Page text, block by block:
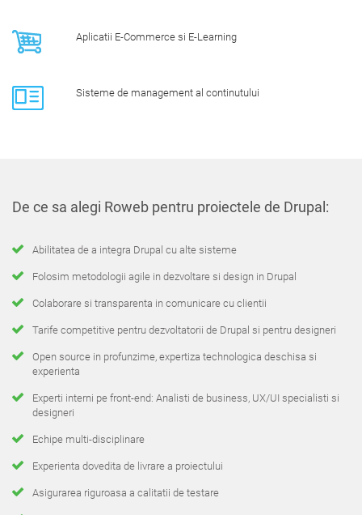
Aplicatii E-Commerce si E-Learning
Sisteme de management al continutului
De ce sa alegi Roweb pentru proiectele de Drupal:
Abilitatea de a integra Drupal cu alte sisteme
Folosim metodologii agile in dezvoltare si design in Drupal
Colaborare si transparenta in comunicare cu clientii
Tarife competitive pentru dezvoltatorii de Drupal si pentru designeri
Open source in profunzime, expertiza technologica deschisa si
experienta
Experti interni pe front-end: Analisti de business, UX/UI specialisti si
designeri
Echipe multi-disciplinare
Experienta dovedita de livrare a proiectului
Asigurarea riguroasa a calitatii de testare